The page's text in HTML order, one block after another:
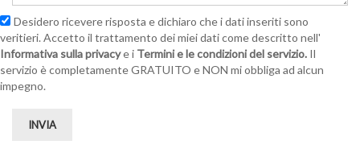
Desidero ricevere risposta e dichiaro che i dati inseriti sono
veritieri. Accetto il trattamento dei miei dati come descritto nell'
Informativa sulla privacye i Termini e le condizioni del servizio.
servizio è completamente GRATUITO e NON mi obbliga ad alcun
impegno.
INVIA